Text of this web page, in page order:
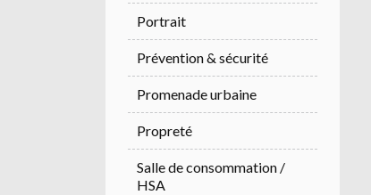
Portrait
Prévention & sécurité
Promenade urbaine
Propreté
Salle de consommation /
HSA